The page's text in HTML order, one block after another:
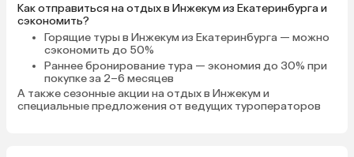
Как отправиться на отдых в Инжекум из Екатеринбурга и
сэкономить?
Горящие туры в Инжекум из Екатеринбурга — можно
сэкономить до 50%
Раннее бронирование тура — экономия до 30% при
покупке за 2–6 месяцев
А такжесезонные акции на отдых в Инжекум и
специальные предложения от ведущих туроператоров